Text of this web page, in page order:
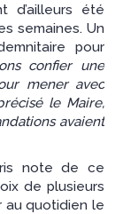
d’ailleurs été
semaines. Un
pour
confier une
mener avec
le Maire,
avaient
note de ce
de plusieurs
au quotidien le